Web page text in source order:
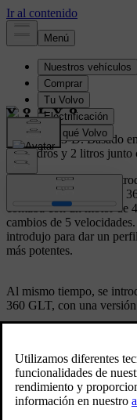
Volvo 360 3-D. Basado
4 cilindros y 2 litros junto
En otoño de 1982 se
Volvo: el 360. El Volvo
contaba con un motor de
cambios de 5
introdujo para dar un
más potentes.
Al mismo tiempo, se
360 GLT, con una
Model: 360 3-d
Producido: 1982 - 1989
Volumen: 33535
Carrocería: 3 puertas con